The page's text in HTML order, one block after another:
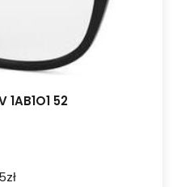
1AB1O1 52
zł